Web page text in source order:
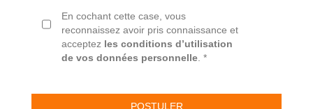
En cochant cette case, vous
reconnaissez avoir pris connaissance et
acceptez les conditions d’utilisation
de vos données personnelle . *